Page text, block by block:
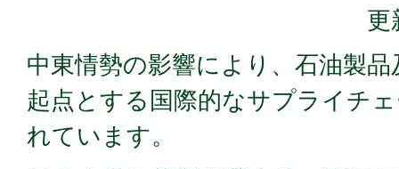
更
中東情勢の影響により、石油製
起点とする国際的なサプライチ
れています。